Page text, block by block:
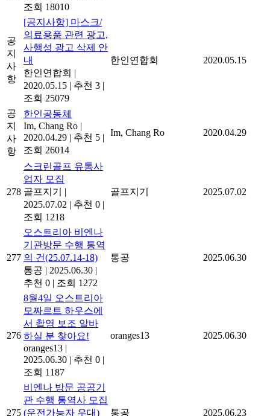
조회 18010
공
지
사
항
[공지사항] 마스크/
의료용품 관련 광고,
사행성 광고 삭제 안
내
한인연합회 |
2020.05.15 | 추천 3 |
조회 25079
한인연합회 2020.05.15
공
지
사
항
한인공동체
Im, Chang Ro |
2020.04.29 | 추천 5 |
조회 26014
Im, Chang Ro 2020.04.29
278
스크린골프 유통사
업자 모집
골프지기
|
2025.07.02 | 추천 0 |
조회 1218
골프지기 2025.07.02
277
오스트리아 비엔나
기관방문 수행 통역
의 건(25.07.14-18)
통공 | 2025.06.30 |
추천 0 | 조회 1272
통공 2025.06.30
276
8월4일 오스트리아
모짜르트 하우스에
서 촬영 보조 알바
하실 분 찾아요!
oranges13 |
2025.06.30 | 추천 0 |
조회 1187
oranges13 2025.06.30
275
비엔나 방문 공공기
관 수행 통역사 모집
(운전가능자 우대)
통공 2025.06.23